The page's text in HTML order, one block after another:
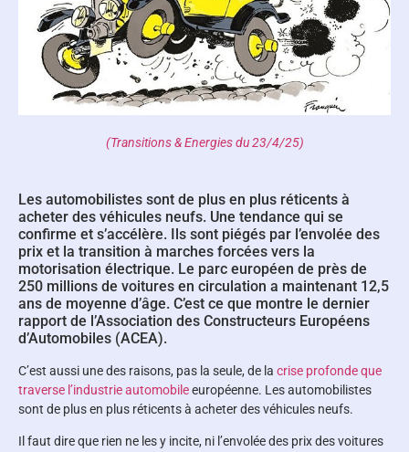
(Transitions & Energies du 23/4/25)
Les automobilistes sont de plus en plus réticents à
acheter des véhicules neufs. Une tendance qui se
confirme et s’accélère. Ils sont piégés par l’envolée des
prix et la transition à marches forcées vers la
motorisation électrique. Le parc européen de près de
250 millions de voitures en circulation a maintenant 12,5
ans de moyenne d’âge. C’est ce que montre le dernier
rapport de l’Association des Constructeurs Européens
d’Automobiles (ACEA).
C’est aussi une des raisons, pas la seule, de la crise profonde que
traverse l’industrie automobileeuropéenne. Les automobilistes
sont de plus en plus réticents à acheter des véhicules neufs.
Il faut dire que rien ne les y incite, ni l’envolée des prix des voitures